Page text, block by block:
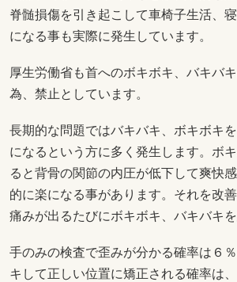
脊髄損傷を引き起こして車椅子生活、
になる事も実際に発生しています。
厚生労働省も首へのボキボキ、バキバ
為、禁止としています。
長期的な問題ではバキバキ、ボキボキ
になるという方に多く発生します。ボ
ると背骨の関節の内圧が低下して爽快
的に楽になる事があります。それを改善
痛みが出るたびにボキボキ、バキバキを
手のみの検査で歪みが分かる確率は６
キして正しい位置に矯正される確率は、